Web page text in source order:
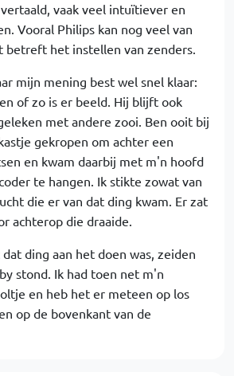
vaak veel intuïtiever en
Vooral Philips kan nog veel van
betreft het instellen van zenders.
mijn mening best wel snel klaar:
of zo is er beeld. Hij blijft ook
met andere zooi. Ben ooit bij
gekropen om achter een
en kwam daarbij met m'n hoofd
te hangen. Ik stikte zowat van
die er van dat ding kwam. Er zat
achterop die draaide.
ding aan het doen was, zeiden
stond. Ik had toen net m'n
en heb het er meteen op los
op de bovenkant van de